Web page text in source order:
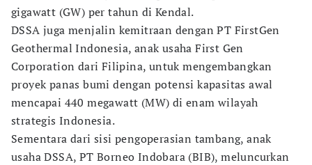
gigawatt (GW) per tahun di Kendal.
DSSA juga menjalin kemitraan dengan PT FirstGen
Geothermal Indonesia, anak usaha First Gen
Corporation dari Filipina, untuk mengembangkan
proyek panas bumi dengan potensi kapasitas awal
mencapai 440 megawatt (MW) di enam wilayah
strategis Indonesia.
Sementara dari sisi pengoperasian tambang, anak
usaha DSSA, PT Borneo Indobara (BIB), meluncurkan